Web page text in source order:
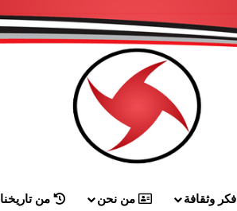
فكر وثقافة من نحن من تاريخنا